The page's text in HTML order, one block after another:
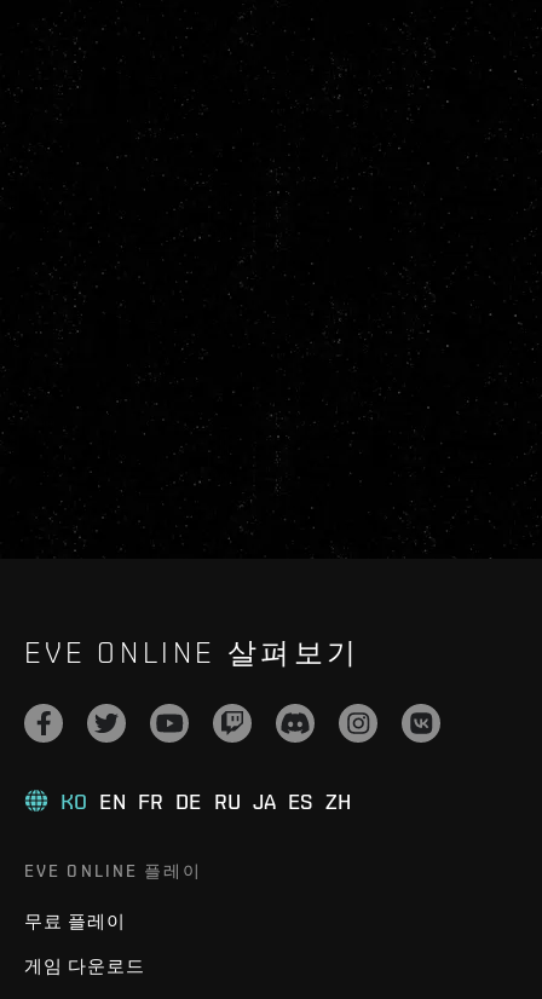
EVE ONLINE 살펴보기
KO EN FR DE RU JA ES ZH
EVE ONLINE 플레이
무료 플레이
게임 다운로드